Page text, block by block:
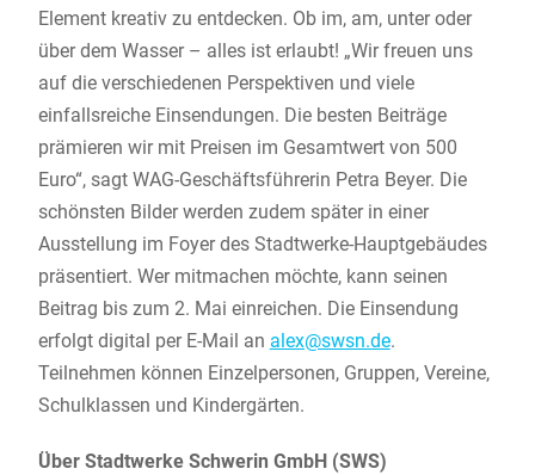
Element kreativ zu entdecken. Ob im, am, unter oder
über dem Wasser – alles ist erlaubt! „Wir freuen uns
auf die verschiedenen Perspektiven und viele
einfallsreiche Einsendungen. Die besten Beiträge
prämieren wir mit Preisen im Gesamtwert von 500
Euro“, sagt WAG-Geschäftsführerin Petra Beyer. Die
schönsten Bilder werden zudem später in einer
Ausstellung im Foyer des Stadtwerke-Hauptgebäudes
präsentiert. Wer mitmachen möchte, kann seinen
Beitrag bis zum 2. Mai einreichen. Die Einsendung
erfolgt digital per E-Mail an alex@swsn.de.
Teilnehmen können Einzelpersonen, Gruppen, Vereine,
Schulklassen und Kindergärten.
Über Stadtwerke Schwerin GmbH (SWS)